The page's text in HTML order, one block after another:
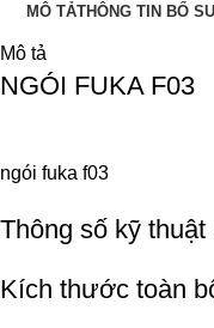
MÔ TẢTHÔNG TIN BỔ
Mô tả
NGÓI FUKA F03
ngói fuka f03
Thông số kỹ
Kích thước toàn